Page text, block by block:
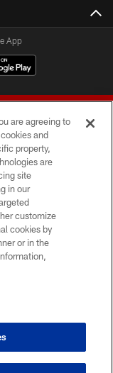
App
LLC
are agreeing to
and
property,
are
site
in our
customize
cookies by
or in the